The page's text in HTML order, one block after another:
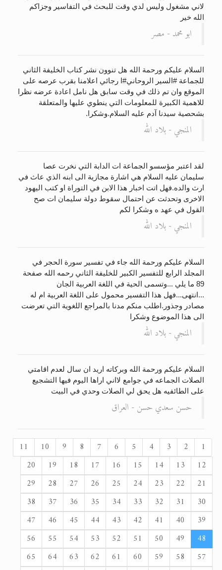
لاني مشغول وليس لدي وقت للبحث في التفاسير وجزاكم
الله خير
ابو محمد - مصر
السلام عليكم ورحمة الله هل تنوون نشر كتاب الخليفة الثاني
للجماعة #السير الروحاني#ا رجائي اعلامنا بقرب عرصه على
الموقع وان تم ذلك في وقت سابق هل نامل اعادة عرضه نظرا
للاهمية الكبيرة للمعلومات التي ينطوي عليها والمتعلقة
بشحصية سيدنا آدم عليه السلام.وشكرا.
المنجي - بلاد الله
لقد اعتبر مؤسسو الجماعة ات الدابة التي نخرت عصا
سليمان عليه السلام هي اشارة مجازية الى ابنه الذي عاث في
ارث والده.فهل اتت اخبار هذا الابن في التوراة او كتب اليهود
الاخرى وتحدثت عن احتمال سقوط دولة سليمان ات صح
القول في عهد ه وشكرا لكم
المنجي - بلاد الله
السلام عليكم ورحمة الله جاء في تفسير سورة الحجر في
المجلد الرابع للتفسير الكبير للخليفة الثاني رحمه الله صفحة
89 ما يلي ...وتسمى الحية في اللغة العربية الجان
...انتهى...فهل هذا التفسير محمول على اللغة العربية ام له
مصادر وجذور.اطلب منكم مدنا بالمراجع اللغوية التي تعرضت
الى هذا الموضوع وشكرا
المنجي - بلاد الله
السلام عليكم ورحمة الله وبركاته اريد ان سال لعدم اقامتي
الصلات الجماعه في جوامع لااني اراها اليوم فيها التشجيع
على الطائفيه هل يحق لي الصلات وحدي في البيت
حسن سعدي حسن - العراق
1
2
3
4
5
6
7
8
9
10
11
12
13
14
15
16
17
18
19
20
21
22
23
24
25
26
27
28
29
30
31
32
33
34
35
36
37
38
39
40
41
42
43
44
45
46
47
48
49
50
51
52
53
54
55
56
57
58
59
60
61
62
63
64
65